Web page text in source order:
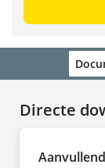
Directe